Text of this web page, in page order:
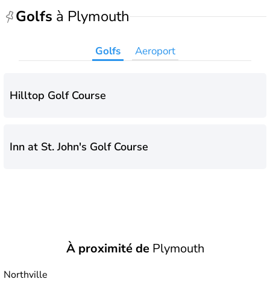
Golfs à Plymouth
Golfs Aeroport
Hilltop Golf Course
Inn at St. John's Golf Course
À proximité dePlymouth
Northville